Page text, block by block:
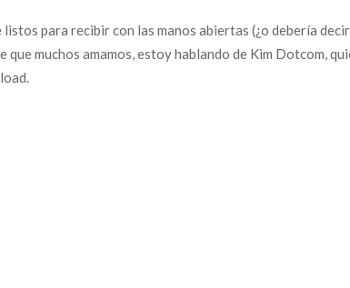
listos para recibir con las manos abiertas (¿o debería
que muchos amamos, estoy hablando de Kim Dotcom,